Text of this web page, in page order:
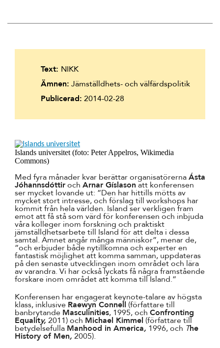
Islands universitet (foto: Peter Appelros, Wikimedia
Commons)
Med fyra månader kvar berättar organisatörernaÁsta
Jóhannsdóttiroch Arnar Gíslason att konferensen
ser mycket lovande ut: ”Den har hittills mötts av
mycket stort intresse, och förslag till workshops har
kommit från hela världen. Island ser verkligen fram
emot att få stå som värd för konferensen och inbjuda
våra kolleger inom forskning och praktiskt
jämställdhetsarbete till Island för att delta i dessa
samtal. Ämnet angår många människor”, menar de,
”och erbjuder både nytillkomna och experter en
fantastisk möjlighet att komma samman, uppdateras
på den senaste utvecklingen inom området och lära
av varandra. Vi har också lyckats få några framstående
forskare inom området att komma till Island.”
Konferensen har engagerat keynote-talare av högsta
klass, inklusive Raewyn Connell (författare till
banbrytande Masculinities, 1995, och Confronting
Equality, 2011) och Michael Kimmel (författare till
betydelsefulla Manhood in America, 1996, och The
History of Men, 2005).
Text: NIKK
Ämnen: Jämställdhets- och välfärdspolitik
Publicerad: 2014-02-28